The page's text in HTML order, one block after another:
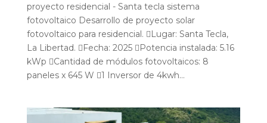
proyecto residencial - Santa tecla sistema
fotovoltaico Desarrollo de proyecto solar
fotovoltaico para residencial. Lugar: Santa Tecla,
La Libertad. Fecha: 2025 Potencia instalada: 5.16
kWp Cantidad de módulos fotovoltaicos: 8
paneles x 645 W 1 Inversor de 4kwh...